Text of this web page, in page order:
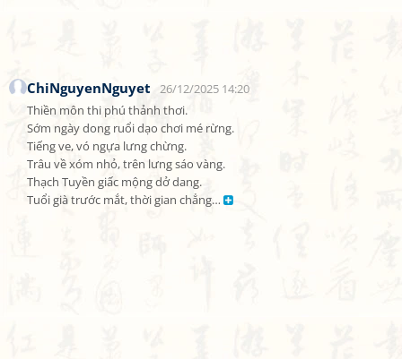
ChiNguyenNguyet
26/12/2025 14:20
Thiền môn thi phú thảnh thơi.
Sớm ngày dong ruổi dạo chơi mé rừng.
Tiếng ve, vó ngựa lưng chừng.
Trâu về xóm nhỏ, trên lưng sáo vàng.
Thạch Tuyền giấc mộng dở dang.
Tuổi già trước mắt, thời gian chẳng…